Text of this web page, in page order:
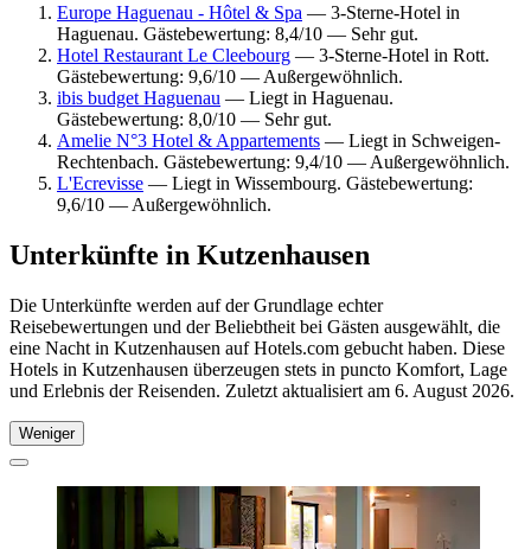
Europe Haguenau - Hôtel & Spa — 3-Sterne-Hotel in
Haguenau. Gästebewertung: 8,4/10 — Sehr gut.
Hotel Restaurant Le Cleebourg — 3-Sterne-Hotel in Rott.
Gästebewertung: 9,6/10 — Außergewöhnlich.
ibis budget Haguenau — Liegt in Haguenau.
Gästebewertung: 8,0/10 — Sehr gut.
Amelie N°3 Hotel & Appartements — Liegt in Schweigen-
Rechtenbach. Gästebewertung: 9,4/10 — Außergewöhnlich.
L'Ecrevisse — Liegt in Wissembourg. Gästebewertung:
9,6/10 — Außergewöhnlich.
Unterkünfte in Kutzenhausen
Die Unterkünfte werden auf der Grundlage echter
Reisebewertungen und der Beliebtheit bei Gästen ausgewählt, die
eine Nacht in Kutzenhausen auf Hotels.com gebucht haben. Diese
Hotels in Kutzenhausen überzeugen stets in puncto Komfort, Lage
und Erlebnis der Reisenden. Zuletzt aktualisiert am 6. August 2026.
Weniger